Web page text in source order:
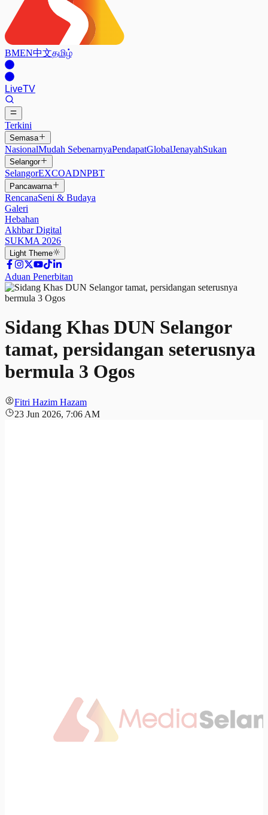
BMEN中文தமிழ்
LiveTV
Terkini
Semasa
NasionalMudah SebenarnyaPendapatGlobalJenayahSukan
Selangor
SelangorEXCOADNPBT
Pancawarna
RencanaSeni & Budaya
Galeri
Hebahan
Akhbar Digital
SUKMA 2026
Light Theme
Aduan Penerbitan
Sidang Khas DUN Selangor
tamat, persidangan seterusnya
bermula 3 Ogos
Fitri Hazim Hazam
23 Jun 2026, 7:06 AM